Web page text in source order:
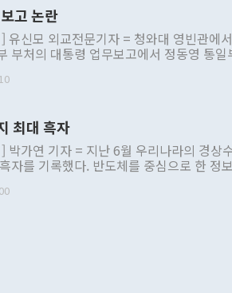
고 논란
유신모 외교전문기자 = 청와대 영빈관에
부처의 대통령 업무보고에서 정동영 통
부 내 조율을 거치지 않은 사안을 정책으로
근거한 비현실적 구상'이라는 비판을 내놨
관련 발언이 물의를 빚은 적은 여러 번 있
공개적으로 부정적 입장을 표명한 것은
북 접근법과 월권을 제어해야 한다는 목소
최대 흑자
박가연 기자 = 지난 6월 우리나라의 경상
자를 기록했다. 반도체를 중심으로 한 정
르